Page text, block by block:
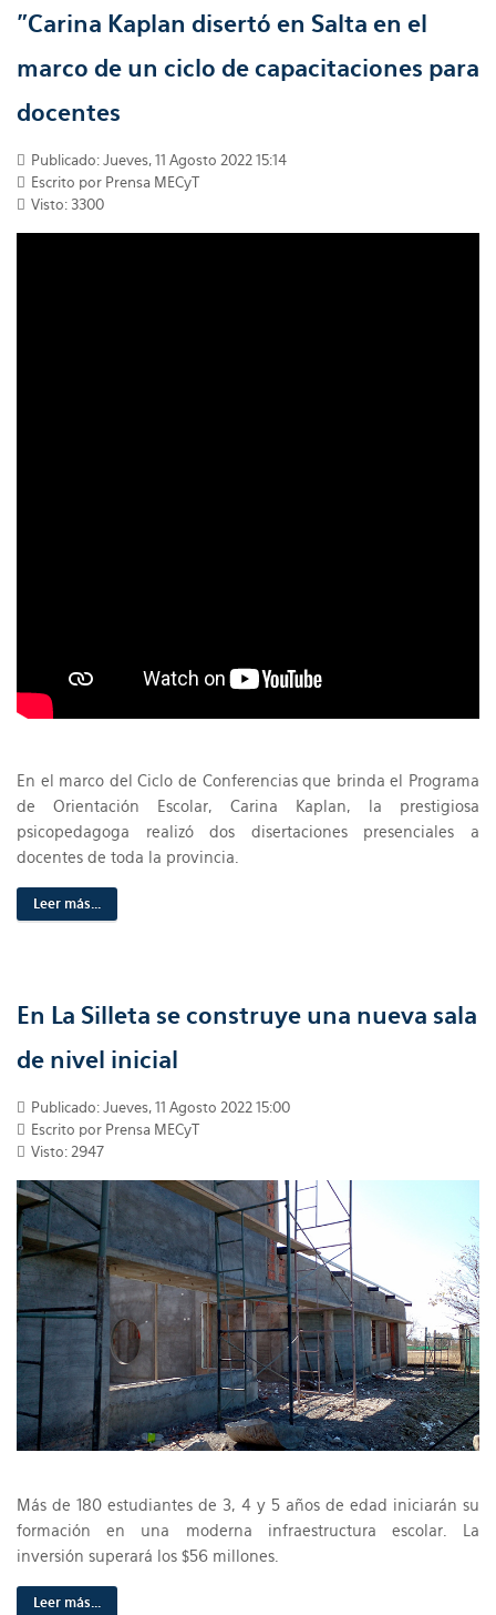
"Carina Kaplan disertó en Salta en el
marco de un ciclo de capacitaciones para
docentes
Publicado: Jueves, 11 Agosto 2022 15:14
Escrito por Prensa MECyT
Visto: 3300
En el marco del Ciclo de Conferencias que brinda el Programa
de Orientación Escolar, Carina Kaplan, la prestigiosa
psicopedagoga realizó dos disertaciones presenciales a
docentes de toda la provincia.
Leer más...
En La Silleta se construye una nueva sala
de nivel inicial
Publicado: Jueves, 11 Agosto 2022 15:00
Escrito por Prensa MECyT
Visto: 2947
Más de 180 estudiantes de 3, 4 y 5 años de edad iniciarán su
formación en una moderna infraestructura escolar. La
inversión superará los $56 millones.
Leer más...